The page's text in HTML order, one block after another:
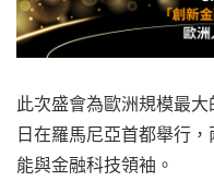
此次盛會為歐洲規模最
日在羅馬尼亞首都舉行
能與金融科技領袖。